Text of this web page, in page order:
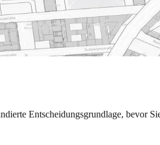
Entscheidungsgrundlage, bevor